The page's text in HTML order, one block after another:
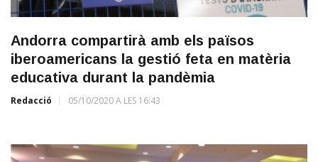
Andorra compartirà amb els països
iberoamericans la gestió feta en matèria
educativa durant la pandèmia
Redacció 05/10/2020 A LES 16:43